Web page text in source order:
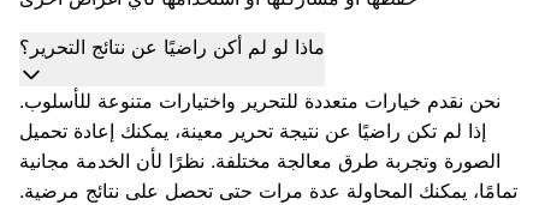
ماذا لو لم أكن راضيًا عن نتائج التحرير؟
نحن نقدم خيارات متعددة للتحرير واختيارات متنوعة للأسلوب.
إذا لم تكن راضيًا عن نتيجة تحرير معينة، يمكنك إعادة تحميل
الصورة وتجربة طرق معالجة مختلفة. نظرًا لأن الخدمة مجانية
تمامًا، يمكنك المحاولة عدة مرات حتى تحصل على نتائج مرضية.